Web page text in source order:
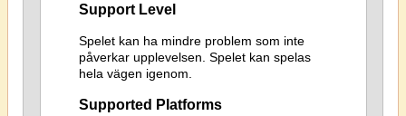
Support Level
Spelet kan ha mindre problem som inte
påverkar upplevelsen. Spelet kan spelas
hela vägen igenom.
Supported Platforms